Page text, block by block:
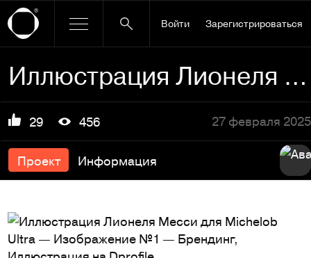
Войти Зарегистрироваться
Иллюстрация Лионеля Месси для Michelob Ultra
29 456 27 февраля 2025
Проект Информация